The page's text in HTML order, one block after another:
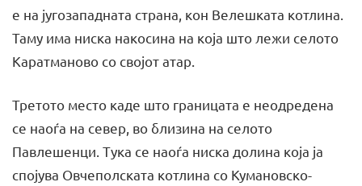
е на југозападната страна, кон Велешката котлина.
Таму има ниска накосина на која што лежи селото
Каратманово со својот атар.
Третото место каде што границата е неодредена
се наоѓа на север, во близина на селото
Павлешенци. Тука се наоѓа ниска долина која ја
спојува Овчеполската котлина со Кумановско-